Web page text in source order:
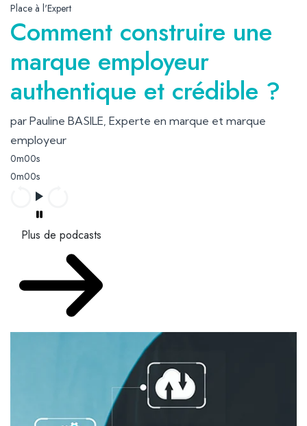
Place à l'Expert
Comment construire une
marque employeur
authentique et crédible ?
par Pauline BASILE, Experte en marque et marque
employeur
0m00s
0m00s
Plus de podcasts